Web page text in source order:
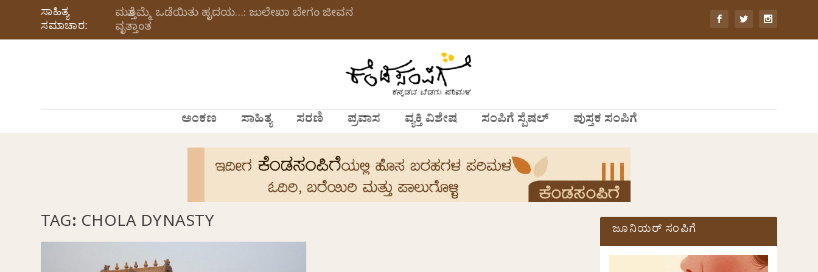
ಸಾಹಿತ್ಯ
ಸಮಾಚಾರ:
ಮತ್ತೊಮ್ಮೆ ಒಡೆಯಿತು ಹೃದಯ…: ಜುಲೇಖಾ ಬೇಗಂ ಜೀವನ
ವೃತ್ತಾಂತ
ಅಂಕಣ ಸಾಹಿತ್ಯ ಸರಣಿ ಪ್ರವಾಸ ವ್ಯಕ್ತಿ ವಿಶೇಷ ಸಂಪಿಗೆ ಸ್ಪೆಷಲ್ ಪುಸ್ತಕ ಸಂಪಿಗೆ
TAG: CHOLA DYNASTY ಜೂನಿಯರ್ ಸಂಪಿಗೆ